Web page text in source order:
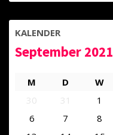
KALENDER
September 2021
M D W
30
31 1
6
7 8